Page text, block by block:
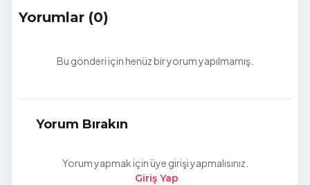
Yorumlar (0)
Bu gönderi için henüz bir yorum yapılmamış.
Yorum Bırakın
Yorum yapmak için üye girişi yapmalısınız.
Giriş Yap